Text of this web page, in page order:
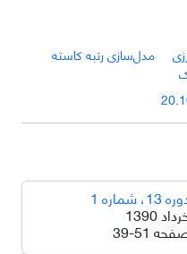
مدل‌سازی رتبه کاسته
13، شماره 1
1390
39-51